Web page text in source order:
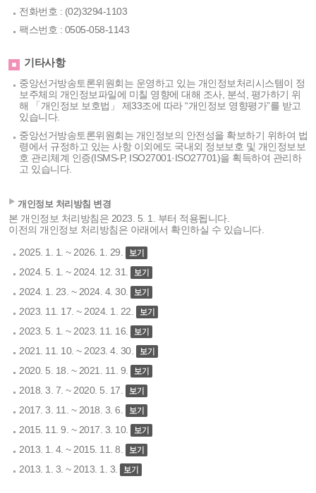
전화번호 : (02)3294-1103
팩스번호 : 0505-058-1143
기타사항
중앙선거방송토론위원회는 운영하고 있는 개인정보처리시스템이 정
보주체의 개인정보파일에 미칠 영향에 대해 조사, 분석, 평가하기 위
해 「개인정보 보호법」 제33조에 따라 “개인정보 영향평가”를 받고
있습니다.
중앙선거방송토론위원회는 개인정보의 안전성을 확보하기 위하여 법
령에서 규정하고 있는 사항 이외에도 국내외 정보보호 및 개인정보보
호 관리체계 인증(ISMS-P, ISO27001·ISO27701)을 획득하여 관리하
고 있습니다.
개인정보 처리방침 변경
본 개인정보 처리방침은 2023. 5. 1. 부터 적용됩니다.
이전의 개인정보 처리방침은 아래에서 확인하실 수 있습니다.
2025. 1. 1. ~ 2026. 1. 29.
2024. 5. 1. ~ 2024. 12. 31.
2024. 1. 23. ~ 2024. 4. 30.
2023. 11. 17. ~ 2024. 1. 22.
2023. 5. 1. ~ 2023. 11. 16.
2021. 11. 10. ~ 2023. 4. 30.
2020. 5. 18. ~ 2021. 11. 9.
2018. 3. 7. ~ 2020. 5. 17.
2017. 3. 11. ~ 2018. 3. 6.
2015. 11. 9. ~ 2017. 3. 10.
2013. 1. 4. ~ 2015. 11. 8.
2013. 1. 3. ~ 2013. 1. 3.